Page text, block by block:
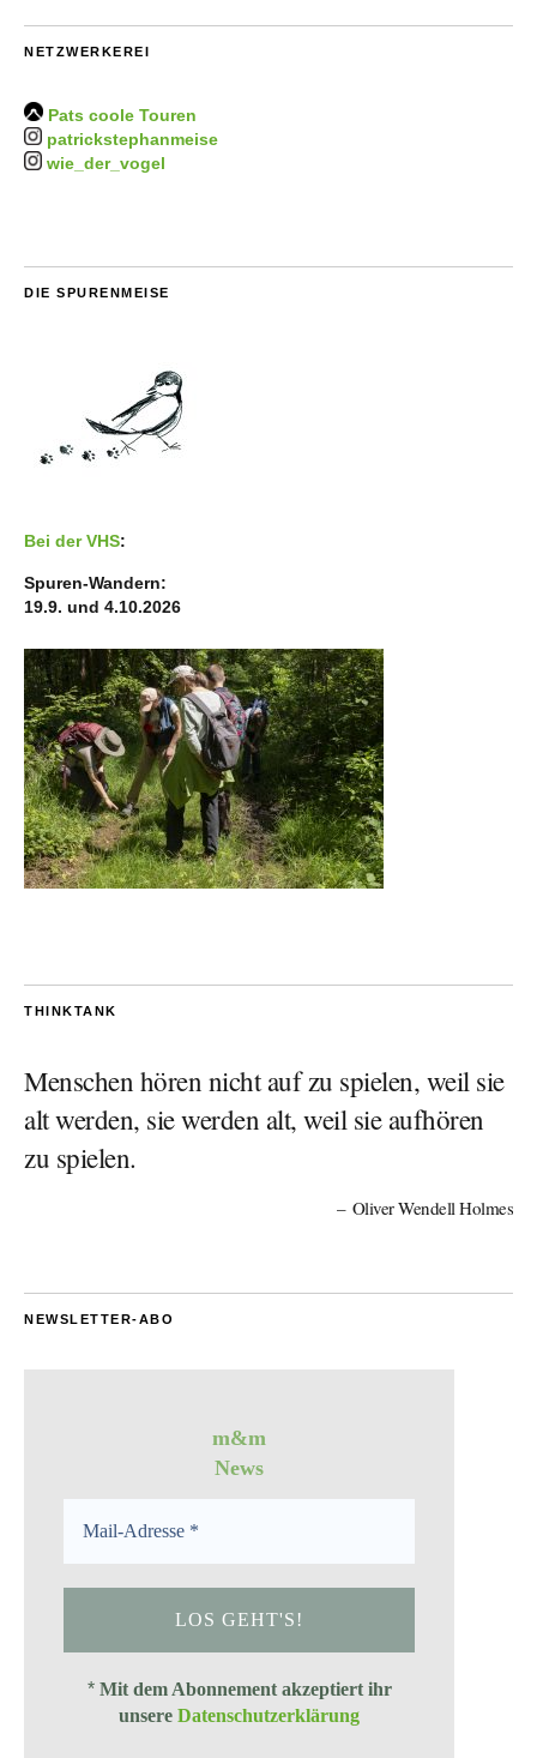
NETZWERKEREI
Pats coole Touren
patrickstephanmeise
wie_der_vogel
DIE SPURENMEISE
Bei der VHS:
Spuren-Wandern:
19.9. und 4.10.2026
THINKTANK
Menschen hören nicht auf zu spielen, weil sie
alt werden, sie werden alt, weil sie aufhören
zu spielen.
Oliver Wendell Holmes
NEWSLETTER-ABO
m&m
News
* Mit dem Abonnement akzeptiert ihr
unsereDatenschutzerklärung